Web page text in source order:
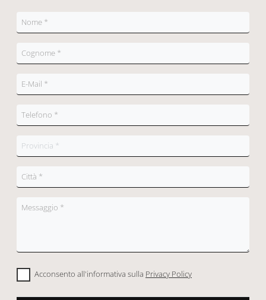
Acconsento all'informativa sulla Privacy Policy